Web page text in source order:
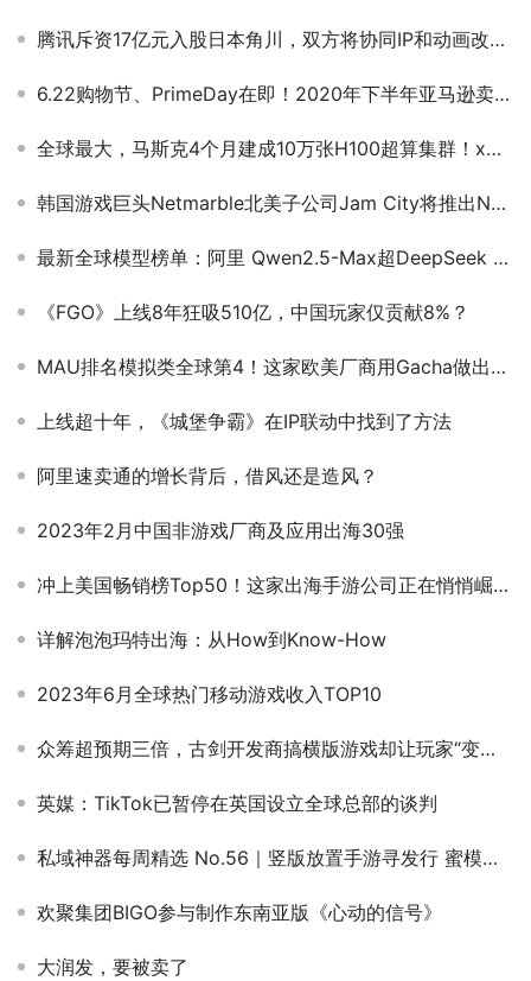
腾讯斥资17亿元入股日本角川，双方将协同IP和动画改编游戏
6.22购物节、PrimeDay在即！2020年下半年亚马逊卖家广告该怎么投？
全球最大，马斯克4个月建成10万张H100超算集群！xAI算力超越OpenAI
韩国游戏巨头Netmarble北美子公司Jam City将推出NFT手游
最新全球模型榜单：阿里 Qwen2.5-Max超DeepSeek V3
《FGO》上线8年狂吸510亿，中国玩家仅贡献8%？
MAU排名模拟类全球第4！这家欧美厂商用Gacha做出人气系列
上线超十年，《城堡争霸》在IP联动中找到了方法
阿里速卖通的增长背后，借风还是造风？
2023年2月中国非游戏厂商及应用出海30强
冲上美国畅销榜Top50！这家出海手游公司正在悄悄崛起！
详解泡泡玛特出海：从How到Know-How
2023年6月全球热门移动游戏收入TOP10
众筹超预期三倍，古剑开发商搞横版游戏却让玩家“变了脸”
英媒：TikTok已暂停在英国设立全球总部的谈判
私域神器每周精选 No.56｜竖版放置手游寻发行 蜜模、乐趣无限开启多岗招聘
欢聚集团BIGO参与制作东南亚版《心动的信号》
大润发，要被卖了